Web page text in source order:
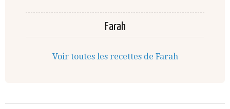
Farah
Voir toutes les recettes de Farah